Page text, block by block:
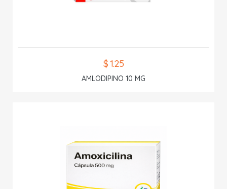
$ 1.25
AMLODIPINO 10 MG